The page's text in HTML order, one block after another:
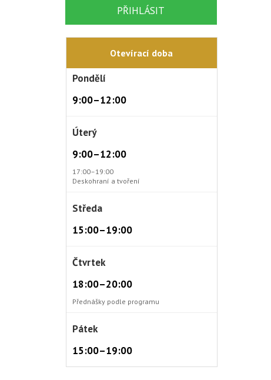
Otevírací doba
Pondělí
9:00–12:00
Úterý
9:00–12:00
17:00–19:00
Deskohraní a tvoření
Středa
15:00–19:00
Čtvrtek
18:00–20:00
Přednášky podle programu
Pátek
15:00–19:00